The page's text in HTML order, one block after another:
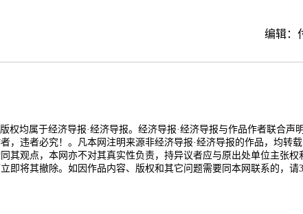
编辑：
权均属于经济导报·经济导报。经济导报·经济导报与作品作者联合声明
违者必究！。凡本网注明来源非经济导报·经济导报的作品，均转载
观点，本网亦不对其真实性负责，持异议者应与原出处单位主张权
将其撤除。如因作品内容、版权和其它问题需要同本网联系的，请